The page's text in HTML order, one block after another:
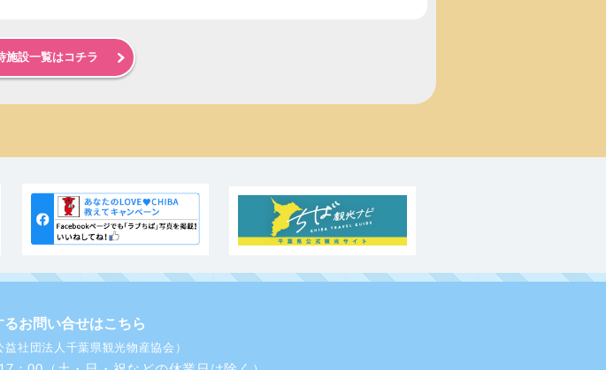
施設一覧はコチラ
お問い合せはこちら
社団法人千葉県観光物産協会）